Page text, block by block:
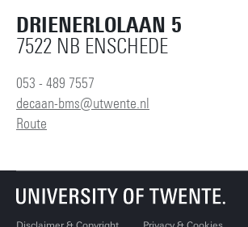
DRIENERLOLAAN 5
7522 NB ENSCHEDE
053 - 489 7557
decaan-bms@utwente.nl
Route